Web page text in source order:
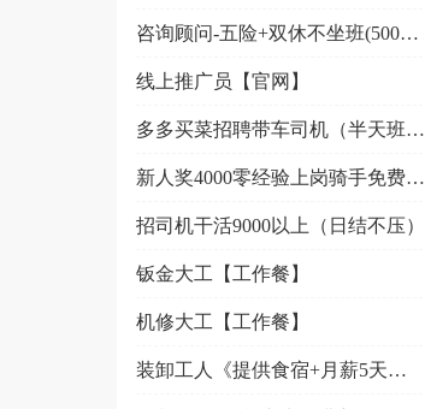
咨询顾问-五险+双休不坐班(5000-9000元）
线上推广员【官网】
多多买菜招聘带车司机（半天班+电话沟通）
新人奖4000零经验上岗骑手免费用车
招司机干活9000以上（日结不压）
钣金大工【工作餐】
机修大工【工作餐】
装卸工人《提供食宿+月薪5天一结算》